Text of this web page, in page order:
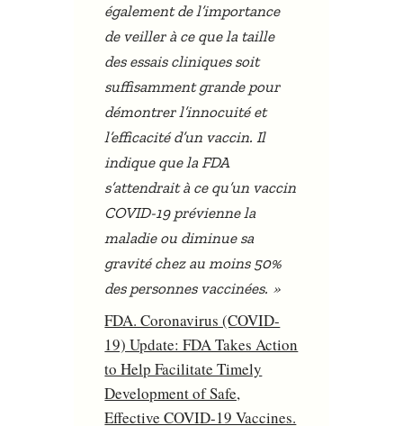
également de l’importance
de veiller à ce que la taille
des essais cliniques soit
suffisamment grande pour
démontrer l’innocuité et
l’efficacité d’un vaccin. Il
indique que la FDA
s’attendrait à ce qu’un vaccin
COVID-19 prévienne la
maladie ou diminue sa
gravité chez au moins 50%
des personnes vaccinées. »
FDA. Coronavirus (COVID-
19) Update: FDA Takes Action
to Help Facilitate Timely
Development of Safe,
Effective COVID-19 Vaccines.